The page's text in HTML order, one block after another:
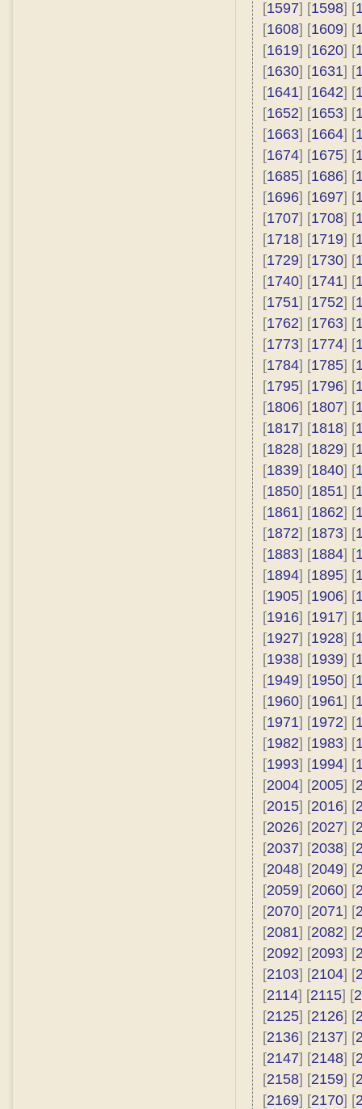
[1597] [1598] [
[1608] [1609] [
[1619] [1620] [
[1630] [1631] [
[1641] [1642] [
[1652] [1653] [
[1663] [1664] [
[1674] [1675] [
[1685] [1686] [
[1696] [1697] [
[1707] [1708] [
[1718] [1719] [
[1729] [1730] [
[1740] [1741] [
[1751] [1752] [
[1762] [1763] [
[1773] [1774] [
[1784] [1785] [
[1795] [1796] [
[1806] [1807] [
[1817] [1818] [
[1828] [1829] [
[1839] [1840] [
[1850] [1851] [
[1861] [1862] [
[1872] [1873] [
[1883] [1884] [
[1894] [1895] [
[1905] [1906] [
[1916] [1917] [
[1927] [1928] [
[1938] [1939] [
[1949] [1950] [
[1960] [1961] [
[1971] [1972] [
[1982] [1983] [
[1993] [1994] [
[2004] [2005] [
[2015] [2016] [
[2026] [2027] [
[2037] [2038] [
[2048] [2049] [
[2059] [2060] [
[2070] [2071] [
[2081] [2082] [
[2092] [2093] [
[2103] [2104] [
[2114] [2115] [
[2125] [2126] [
[2136] [2137] [
[2147] [2148] [
[2158] [2159] [
[2169] [2170] [